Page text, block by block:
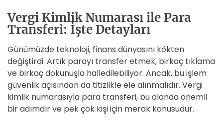
Vergi Kimlik Numarası ile Para
Transferi: İşte Detayları
Günümüzde teknoloji, finans dünyasını kökten
değiştirdi. Artık parayı transfer etmek, birkaç tıklama
ve birkaç dokunuşla halledilebiliyor. Ancak, bu işlem
güvenlik açısından da titizlikle ele alınmalıdır. Vergi
kimlik numarasıyla para transferi, bu alanda önemli
bir adımdır ve pek çok kişi için merak konusudur.